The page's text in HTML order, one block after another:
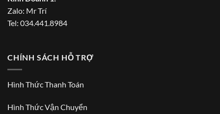
Zalo: Mr Trí
Tel: 034.441.8984
CHÍNH SÁCH HỖ TRỢ
Hình Thức Thanh Toán
Hình Thức Vận Chuyển